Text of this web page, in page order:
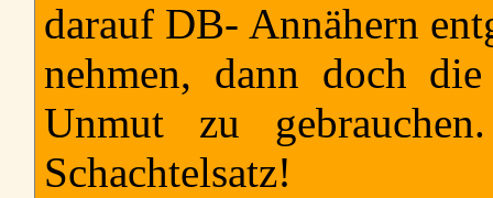
darauf DB- Annähern
nehmen, dann doch
Unmut zu
Schachtelsatz!